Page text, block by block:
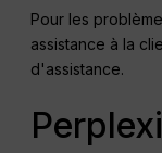
Pour les
assistance à la
d'assistance.